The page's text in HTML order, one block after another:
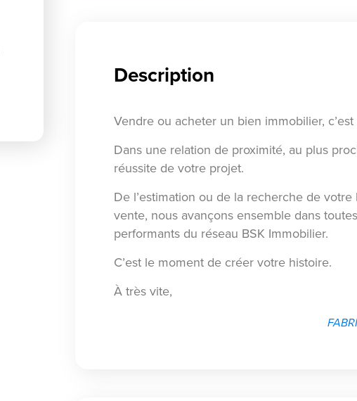
Description
Vendre ou acheter un bien immobilier,
Dans une relation de proximité, au plus
réussite de votre projet.
De l’estimation ou de la recherche de votre
vente, nous avançons ensemble dans
performants du réseau BSK Immobilier.
C’est le moment de créer votre histoire.
À très vite,